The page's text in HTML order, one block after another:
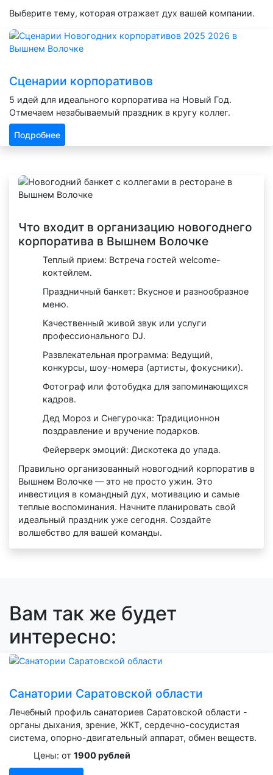
Выберите тему, которая отражает дух вашей компании.
Сценарии корпоративов
5 идей для идеального корпоратива на Новый Год.
Отмечаем незабываемый праздник в кругу коллег.
Подробнее
Что входит в организацию новогоднего
корпоратива в Вышнем Волочке
Теплый прием: Встреча гостей welcome-
коктейлем.
Праздничный банкет: Вкусное и разнообразное
меню.
Качественный живой звук или услуги
профессионального DJ.
Развлекательная программа: Ведущий,
конкурсы, шоу-номера (артисты, фокусники).
Фотограф или фотобудка для запоминающихся
кадров.
Дед Мороз и Снегурочка: Традиционнон
поздравление и вручение подарков.
Фейерверк эмоций: Дискотека до упада.
Правильно организованный новогодний корпоратив в
Вышнем Волочке — это не просто ужин. Это
инвестиция в командный дух, мотивацию и самые
теплые воспоминания. Начните планировать свой
идеальный праздник уже сегодня. Создайте
волшебство для вашей команды.
Вам так же будет
интересно:
Санатории Саратовской области
Лечебный профиль санаториев Саратовской области -
органы дыхания, зрение, ЖКТ, сердечно-сосудистая
система, опорно-двигательный аппарат, обмен веществ.
Цены: от 1900 рублей